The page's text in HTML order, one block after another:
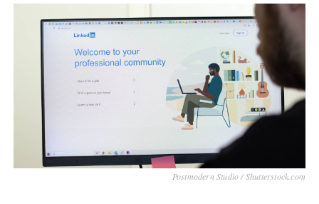
Postmodern Studio / Shutterstock.com